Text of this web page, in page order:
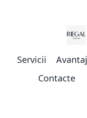
Servicii
Contacte